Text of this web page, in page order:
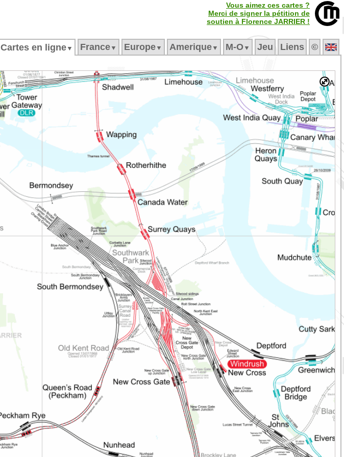
Vous aimez ces cartes ?
Merci de signer la pétition de
soutien à Florence JARRIER !
Cartes en ligne ▼ France ▼ Europe ▼ Amerique ▼ M‑O ▼ Jeu Liens ©